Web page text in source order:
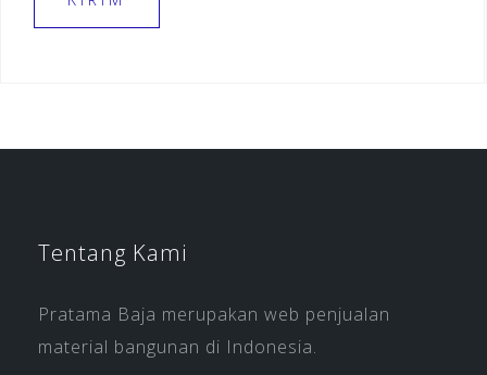
Tentang Kami
Pratama Baja merupakan web penjualan
material bangunan di Indonesia.